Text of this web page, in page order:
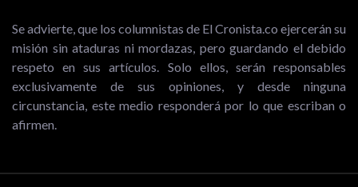
Se advierte, que los columnistas de El Cronista.co ejercerán su
misión sin ataduras ni mordazas, pero guardando el debido
respeto en sus artículos. Solo ellos, serán responsables
exclusivamente de sus opiniones, y desde ninguna
circunstancia, este medio responderá por lo que escriban o
afirmen.